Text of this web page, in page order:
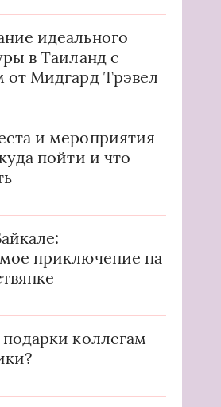
идеального
в Таиланд с
от Мидгард Трэвел
и мероприятия
пойти и что
приключение на
коллегам